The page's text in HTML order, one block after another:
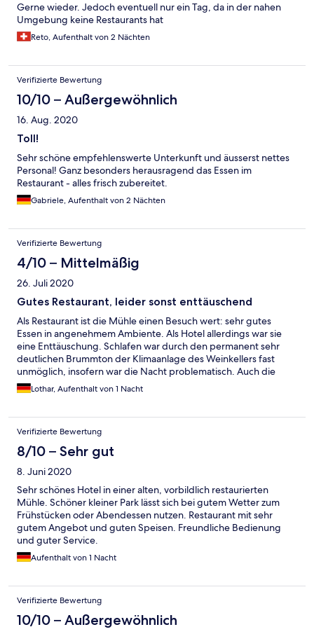
Gerne wieder. Jedoch eventuell nur ein Tag, da in der nahen
Umgebung keine Restaurants hat
Reto, Aufenthalt von 2 Nächten
Verifizierte Bewertung
10/10 – Außergewöhnlich
16. Aug. 2020
Toll!
Sehr schöne empfehlenswerte Unterkunft und äusserst nettes
Personal! Ganz besonders herausragend das Essen im
Restaurant - alles frisch zubereitet.
Gabriele, Aufenthalt von 2 Nächten
Verifizierte Bewertung
4/10 – Mittelmäßig
26. Juli 2020
Gutes Restaurant, leider sonst enttäuschend
Als Restaurant ist die Mühle einen Besuch wert: sehr gutes
Essen in angenehmem Ambiente. Als Hotel allerdings war sie
eine Enttäuschung. Schlafen war durch den permanent sehr
deutlichen Brummton der Klimaanlage des Weinkellers fast
unmöglich, insofern war die Nacht problematisch. Auch die
Zimmerausstattung und das Frühstück waren in anbetracht des
Zimmerpreises eher enttäuschend. Daher nicht empfohlen.
Lothar, Aufenthalt von 1 Nacht
Verifizierte Bewertung
8/10 – Sehr gut
8. Juni 2020
Sehr schönes Hotel in einer alten, vorbildlich restaurierten
Mühle. Schöner kleiner Park lässt sich bei gutem Wetter zum
Frühstücken oder Abendessen nutzen. Restaurant mit sehr
gutem Angebot und guten Speisen. Freundliche Bedienung
und guter Service.
Aufenthalt von 1 Nacht
Verifizierte Bewertung
10/10 – Außergewöhnlich